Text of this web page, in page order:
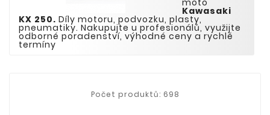
moto
Kawasaki
KX 250. Díly motoru, podvozku, plasty,
pneumatiky. Nakupujte u profesionálů, využijte
odborné poradenství, výhodné ceny a rychlé
termíny
Počet produktů: 698